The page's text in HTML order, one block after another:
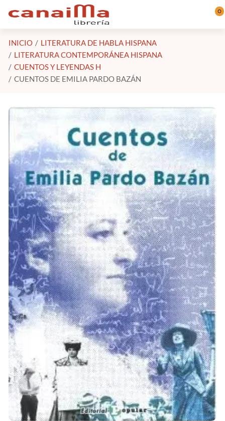
Saltar al contenido principal 0
INICIO
LITERATURA DE HABLA HISPANA
LITERATURA CONTEMPORÁNEA HISPANA
CUENTOS Y LEYENDAS H
CUENTOS DE EMILIA PARDO BAZÁN